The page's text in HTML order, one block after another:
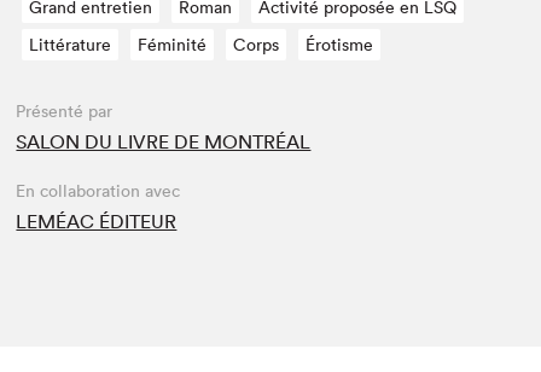
Grand entretien Roman
Activité proposée en LSQ
Littérature
Féminité Corps Érotisme
Présenté par
SALON DU LIVRE DE MONTRÉAL
En collaboration avec
LEMÉAC ÉDITEUR